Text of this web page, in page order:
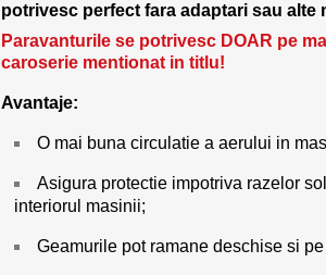
potrivesc perfect fara adaptari sau alte
Paravanturile se potrivesc DOAR pe
caroserie mentionat in titlu!
Avantaje:
O mai buna circulatie a aerului in
Asigura protectie impotriva razelor
interiorul masinii;
Geamurile pot ramane deschise si